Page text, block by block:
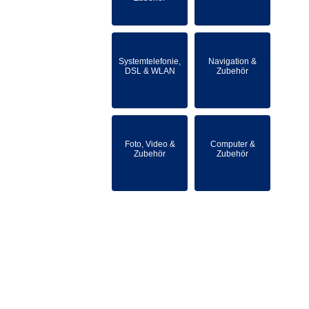
Systemtelefonie,
DSL & WLAN
Navigation &
Zubehör
Foto, Video &
Zubehör
Computer &
Zubehör